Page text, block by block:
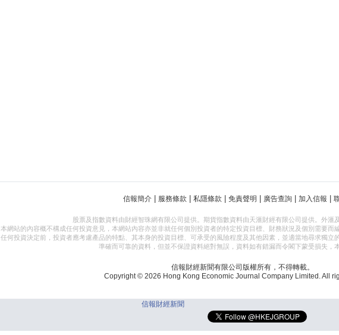
信報簡介 服務條款 私隱條款 免責聲明 廣告查詢 加入信報
股票及指數資料由財經智珠網有限公司提供。期貨指數資料由天滙財經有限公司提供。外滙
本網站的內容概不構成任何投資意見，本網站內容亦並非就任何個別投資者的特定投資目標、財務狀況及個別需要而
任何投資決定前，投資者應考慮產品的特點、其本身的投資目標、可承受的風險程度及其他因素，並適當地尋求獨立
準確而可靠的資料，但並不保證資料絕對無誤，資料如有錯漏而令閣下蒙受損失，
信報財經新聞有限公司版權所有，不得轉載。
Copyright © 2026 Hong Kong Economic Journal Company Limited. All
信報財經新聞